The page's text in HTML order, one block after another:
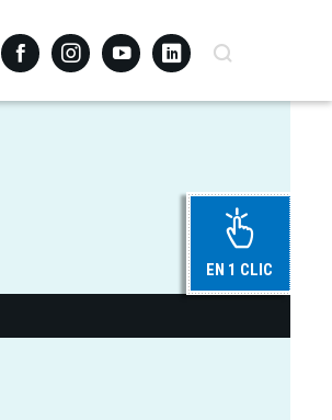
FacebookInstagramYoutubeLinkedinRecherche
EN 1 CLIC